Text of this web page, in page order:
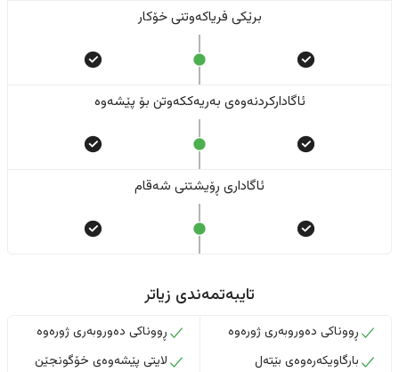
برێکی فریاکەوتنی خۆکار
ئاگادارکردنەوەی بەریەککەوتن بۆ پێشەوە
ئاگاداری ڕۆیشتنی شەقام
تایبەتمەندی زیاتر
ڕووناکی دەوروبەری ژورەوە
بارگاویکەرەوەی بێتەل
ڕووناکی دەوروبەری ژورەوە
لایتی پێشەوەی خۆگونجێن